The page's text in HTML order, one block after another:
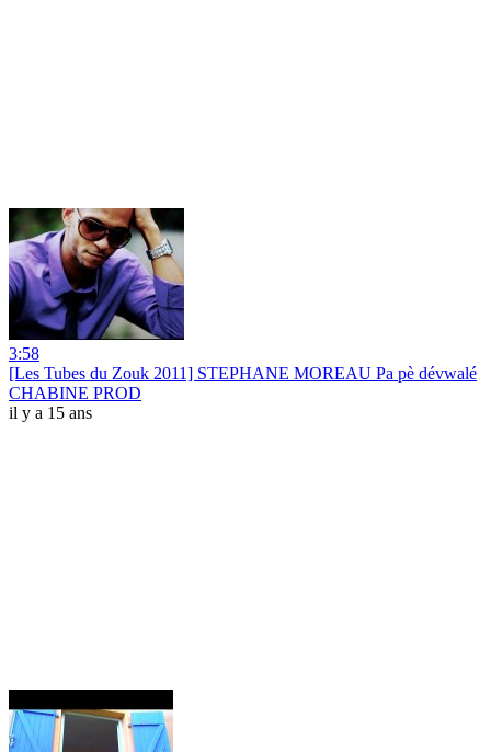
3:58
[Les Tubes du Zouk 2011] STEPHANE MOREAU Pa pè dévwalé
CHABINE PROD
il y a 15 ans